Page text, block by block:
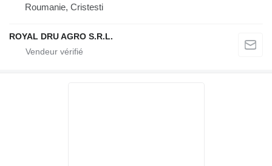
Roumanie, Cristesti
ROYAL DRU AGRO S.R.L.